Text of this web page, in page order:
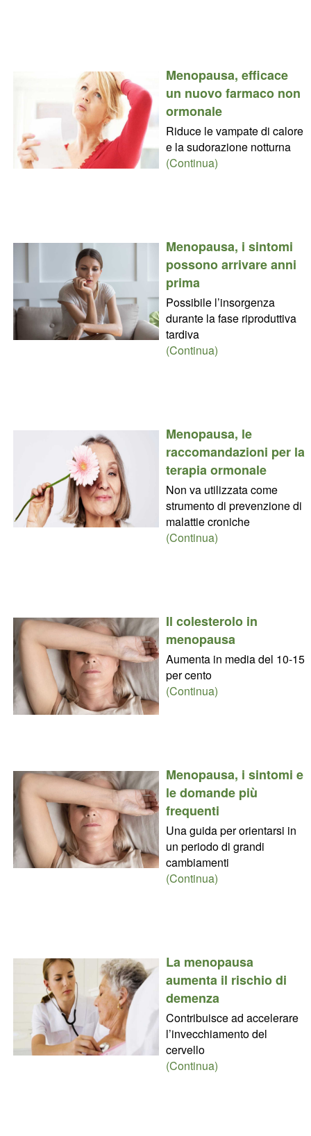
Menopausa, efficace
un nuovo farmaco non
ormonale
Riduce le vampate di calore
e la sudorazione notturna
(Continua)
Menopausa, i sintomi
possono arrivare anni
prima
Possibile l’insorgenza
durante la fase riproduttiva
tardiva
(Continua)
Menopausa, le
raccomandazioni per la
terapia ormonale
Non va utilizzata come
strumento di prevenzione di
malattie croniche
(Continua)
Il colesterolo in
menopausa
Aumenta in media del 10-15
per cento
(Continua)
Menopausa, i sintomi e
le domande più
frequenti
Una guida per orientarsi in
un periodo di grandi
cambiamenti
(Continua)
La menopausa
aumenta il rischio di
demenza
Contribuisce ad accelerare
l’invecchiamento del
cervello
(Continua)